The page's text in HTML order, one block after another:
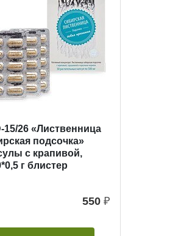
15/26 «Лиственница
подсочка»
с крапивой,
г блистер
550 ₽